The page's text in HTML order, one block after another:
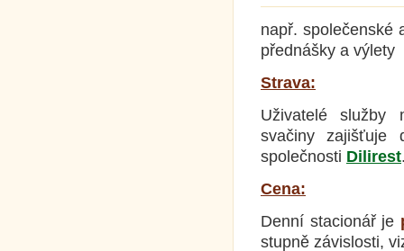
např. společenské
přednášky a výlety
Strava:
Uživatelé služby
svačiny zajišťuje
společnosti Dilirest
Cena:
Denní stacionář je
stupně závislosti,